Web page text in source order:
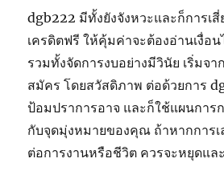
dgb222 มีทั้งยังจังหวะและก็การเ
เครดิตฟรี ให้คุ้มค่าจะต้องอ่านเงื่อ
รวมทั้งจัดการงบอย่างมีวินัย เริ่มจ
สมัคร โดยสวัสดิภาพ ต่อด้วยการ
ป้อมปราการอาจ และก็ใช้แผนการ
กับจุดมุ่งหมายของคุณ ถ้าหากการเ
ต่อการงานหรือชีวิต ควรจะหยุดแ